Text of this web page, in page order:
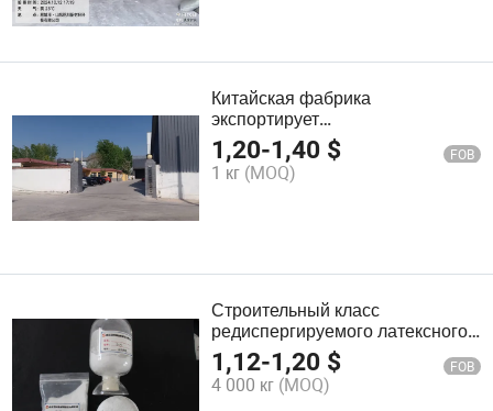
Китайская фабрика
экспортирует
редиспергируемый полимерный
порошок для строительных
добавок VAE RDP
1,20-1,40 $ FOB
1 кг (MOQ)
Строительный класс
редиспергируемого латексного
порошка (порошок РДП)
выдающаяся
водоотталкивающая
1,12-1,20 $ FOB
4 000 кг (MOQ)